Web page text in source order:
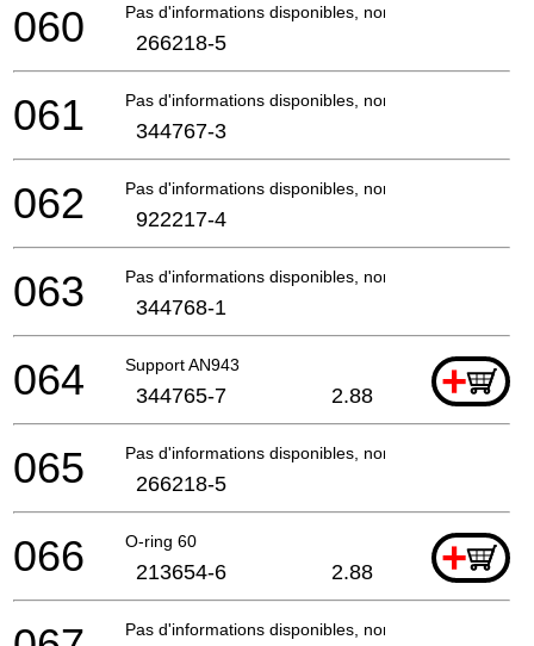
Pas d'informations disponibles, non commandable
060 266218-5
Pas d'informations disponibles, non commandable
061 344767-3
Pas d'informations disponibles, non commandable
062 922217-4
Pas d'informations disponibles, non commandable
063 344768-1
Support AN943 +
064 344765-7 2.88
Pas d'informations disponibles, non commandable
065 266218-5
O-ring 60 +
066 213654-6 2.88
Pas d'informations disponibles, non commandable